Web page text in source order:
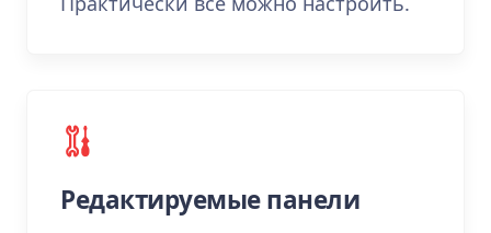
Редактируемые панели